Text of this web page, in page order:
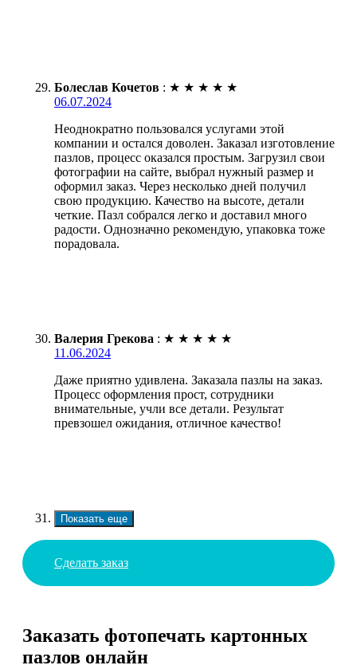
Болеслав Кочетов : ★ ★ ★ ★ ★
06.07.2024
Неоднократно пользовался услугами этой
компании и остался доволен. Заказал изготовление
пазлов, процесс оказался простым. Загрузил свои
фотографии на сайте, выбрал нужный размер и
оформил заказ. Через несколько дней получил
свою продукцию. Качество на высоте, детали
четкие. Пазл собрался легко и доставил много
радости. Однозначно рекомендую, упаковка тоже
порадовала.
Валерия Грекова : ★ ★ ★ ★ ★
11.06.2024
Даже приятно удивлена. Заказала пазлы на заказ.
Процесс оформления прост, сотрудники
внимательные, учли все детали. Результат
превзошел ожидания, отличное качество!
Показать еще
Сделать заказ
Заказать фотопечать картонных
пазлов онлайн